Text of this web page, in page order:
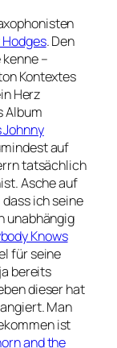
. Den
–
Kontextes
Herz
Album
Johnny
auf
tatsächlich
Asche auf
ich seine
unabhängig
Knows
für seine
bereits
dieser hat
Man
ist
and the